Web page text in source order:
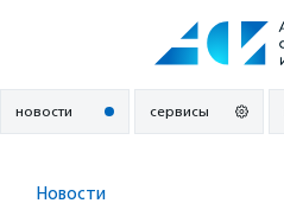
новости сервисы
Новости